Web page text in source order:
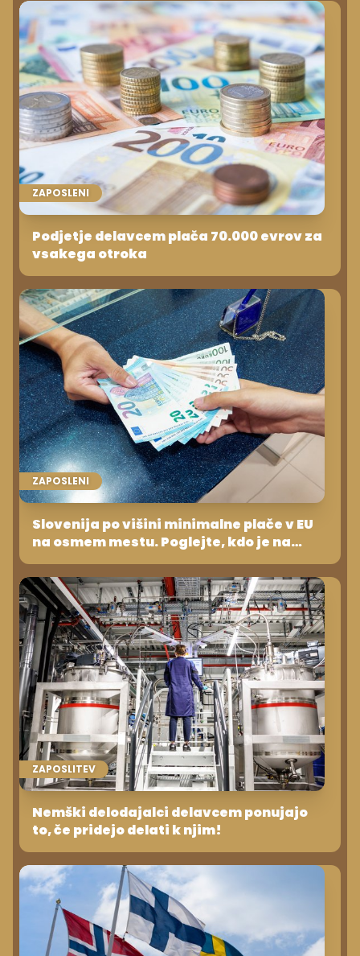
ZAPOSLENI
Podjetje delavcem plača 70.000 evrov za
vsakega otroka
ZAPOSLENI
Slovenija po višini minimalne plače v EU
na osmem mestu. Poglejte, kdo je na
prvem!
ZAPOSLITEV
Nemški delodajalci delavcem ponujajo
to, če pridejo delati k njim!